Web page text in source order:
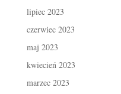
lipiec 2023
czerwiec 2023
maj 2023
kwiecień 2023
marzec 2023